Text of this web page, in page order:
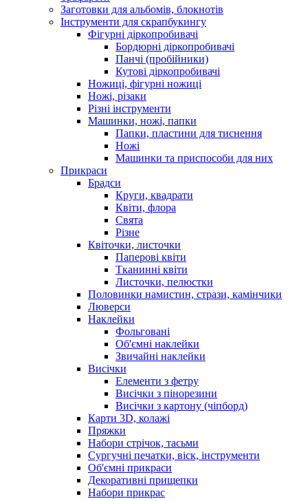
Заготовки для альбомів, блокнотів
Інструменти для скрапбукингу
Фігурні діркопробивачі
Бордюрні діркопробивачі
Панчі (пробійники)
Кутові діркопробивачі
Ножиці, фігурні ножиці
Ножі, різаки
Різні інструменти
Машинки, ножі, папки
Папки, пластини для тиснення
Ножі
Машинки та приспособи для них
Прикраси
Брадси
Круги, квадрати
Квіти, флора
Свята
Різне
Квіточки, листочки
Паперові квіти
Тканинні квіти
Листочки, пелюстки
Половинки намистин, стрази, камінчики
Люверси
Наклейки
Фольговані
Об'ємні наклейки
Звичайні наклейки
Висічки
Елементи з фетру
Висічки з пінорезини
Висічки з картону (чіпборд)
Карти 3D, колажі
Пряжки
Набори стрічок, тасьми
Сургучні печатки, віск, інструменти
Об'ємні прикраси
Декоративні прищепки
Набори прикрас